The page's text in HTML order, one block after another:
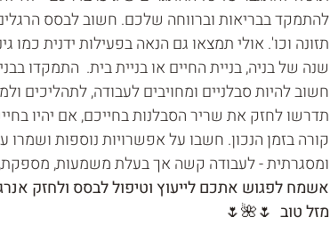
להתמקד בבריאות וברווחה שלכם. חשוב לבסס
תזונה וכו'. אולי תמצאו גם הנאה בפעילות ידנית
שנה של בניה, בניית החיים או בניית בית.  התמקדו
תדרשו לחזק את שריר הסבלנות בחייכם, אם יהיו
קורה בזמן הנכון. חשבו על אפשרויות נוספות
ומסגרתית - לעבודה קשה אך בעלת משמעות, מספקת,
אשמח לפגוש אתכם לייעוץ וטיפול לבסס ולחזק
מזל טוב
  🌷🌺🌷